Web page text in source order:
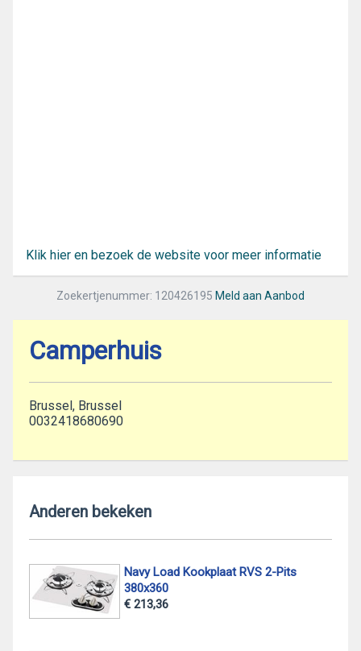
Klik hier en bezoek de website voor meer informatie
Zoekertjenummer: 120426195 Meld aan Aanbod
Camperhuis
Brussel, Brussel
0032418680690
Anderen bekeken
Navy Load Kookplaat RVS 2-Pits
380x360
€ 213,36